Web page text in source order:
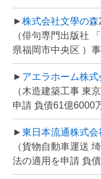
►株式会社文學の森
（俳句専門出版社
県福岡市中央区 ）
► アエラホーム株式
（木造建築工事 東
申請 負債61億6000
►東日本流通株式会
（貨物自動車運送
法の適用を申請 負